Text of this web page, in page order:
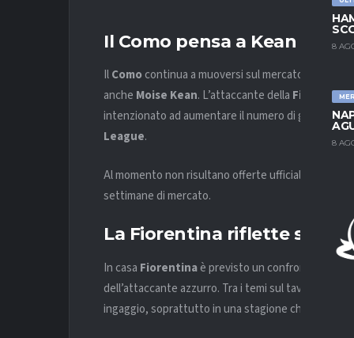
8
8
Il Como pensa a Kean per
IlComo continua a muoversi sul mercato alla
anche Moise Kean. L’attaccante della Fiorentina
intenzionato ad aumentare il numero di giocatori
League.
Al momento non risultano offerte ufficiali, ma
settimane di mercato.
La Fiorentina riflette sul
In casa Fiorentinaè previsto un confronto tra la
dell’attaccante azzurro. Tra i temi sul tavolo ci
ingaggio, soprattutto in una stagione che vedrà i